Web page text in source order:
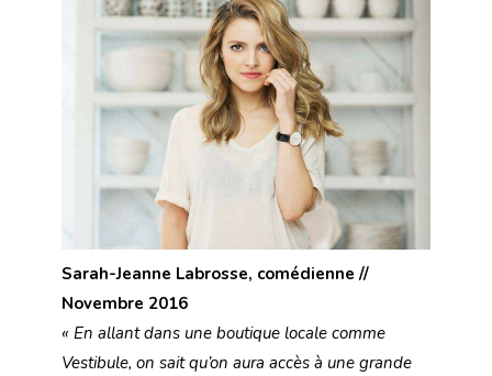
Sarah-Jeanne Labrosse, comédienne //
Novembre 2016
« En allant dans une boutique locale comme
Vestibule, on sait qu’on aura accès à une grande